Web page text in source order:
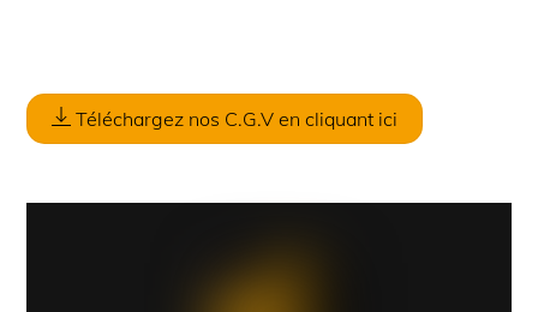
Téléchargez nos C.G.V en cliquant ici